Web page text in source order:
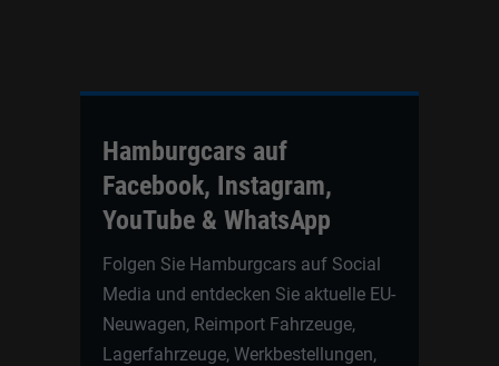
Hamburgcars auf
Facebook, Instagram,
YouTube & WhatsApp
Folgen Sie Hamburgcars auf Social
Media und entdecken Sie aktuelle EU-
Neuwagen, Reimport Fahrzeuge,
Lagerfahrzeuge, Werkbestellungen,